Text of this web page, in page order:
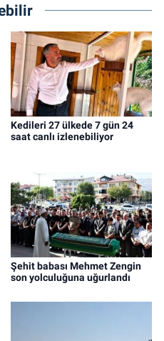
Kedileri 27 ülkede 7 gün 24
saat canlı izlenebiliyor
Şehit babası Mehmet Zengin
son yolculuğuna uğurlandı